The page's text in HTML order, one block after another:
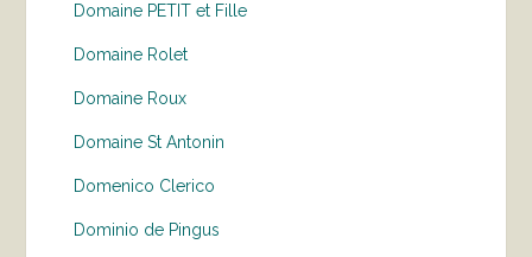
Domaine PETIT et Fille
Domaine Rolet
Domaine Roux
Domaine St Antonin
Domenico Clerico
Dominio de Pingus